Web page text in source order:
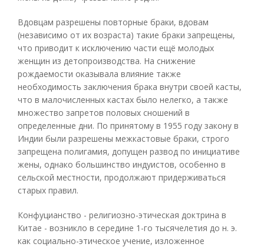
Вдовцам разрешены повторные браки, вдовам
(независимо от их возраста) такие браки запрещены,
что приводит к исключению части ещё молодых
женщин из детопроизводства. На снижение
рождаемости оказывала влияние также
необходимость заключения брака внутри своей касты,
что в малочисленных кастах было нелегко, а также
множество запретов половых сношений в
определенные дни. По принятому в 1955 году закону в
Индии были разрешены межкастовые браки, строго
запрещена полигамия, допущен развод по инициативе
жены, однако большинство индуистов, особенно в
сельской местности, продолжают придерживаться
старых правил.
Конфуцианство - религиозно-этическая доктрина в
Китае - возникло в середине 1-го тысячелетия до н. э.
как социально-этическое учение, изложенное